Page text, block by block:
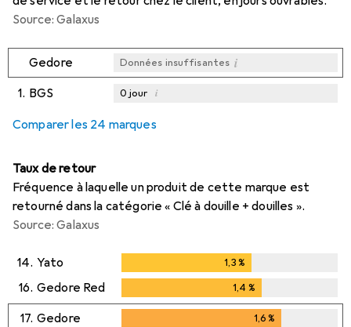
Source: Galaxus
Gedore Données insuffisantes i
1. BGS 0 jour i
Comparer les 24 marques
Taux de retour
Fréquence à laquelle un produit de cette marque est
retourné dans la catégorie « Clé à douille + douilles ».
Source: Galaxus
14. Yato 1,3%
16. Gedore Red 1,4 %
17. Gedore 1,6%